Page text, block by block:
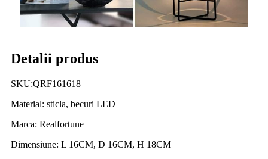
Detalii produs
SKU:QRF161618
Material: sticla, becuri LED
Marca: Realfortune
Dimensiune: L 16CM, D 16CM, H 18CM